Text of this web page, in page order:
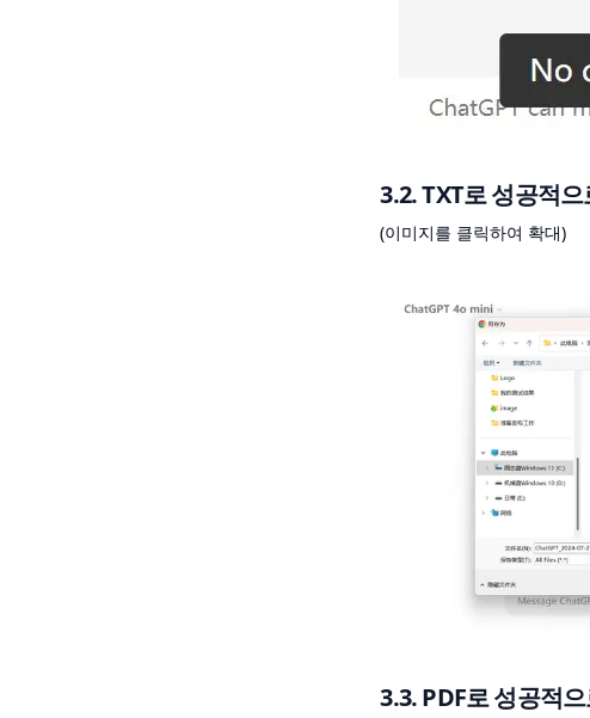
3.2. TXT로 성공적
(이미지를 클릭하여 확대)
3.3. PDF로 성공적